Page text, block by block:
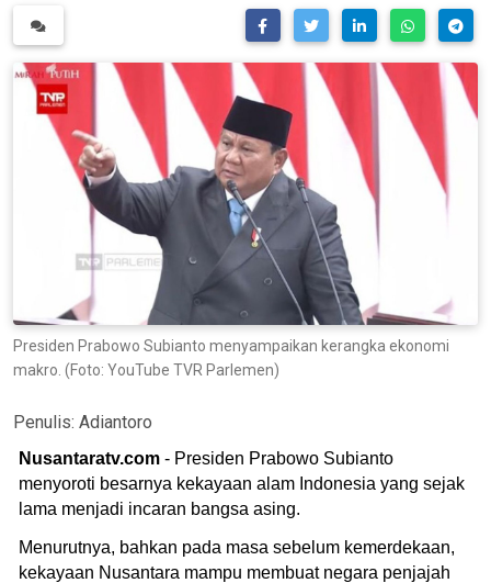
Presiden Prabowo Subianto menyampaikan kerangka ekonomi
makro. (Foto: YouTube TVR Parlemen)
Penulis: Adiantoro
Nusantaratv.com - Presiden Prabowo Subianto
menyoroti besarnya kekayaan alam Indonesia yang sejak
lama menjadi incaran bangsa asing.
Menurutnya, bahkan pada masa sebelum kemerdekaan,
kekayaan Nusantara mampu membuat negara penjajah